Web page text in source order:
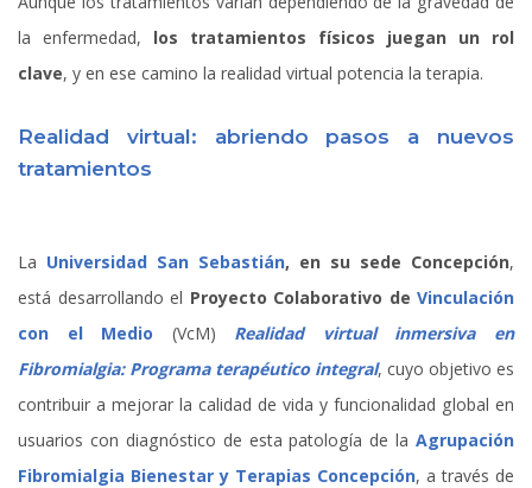
la enfermedad, los tratamientos físicos juegan un rol
clave, y en ese camino la realidad virtual potencia la terapia.
Realidad virtual: abriendo pasos a nuevos
tratamientos
La Universidad San Sebastián, en su sede Concepción,
está desarrollando el Proyecto Colaborativo de Vinculación
con el Medio (VcM) Realidad virtual inmersiva en
Fibromialgia: Programa terapéutico integral, cuyo objetivo es
contribuir a mejorar la calidad de vida y funcionalidad global en
usuarios con diagnóstico de esta patología de la Agrupación
Fibromialgia Bienestar y Terapias Concepción, a través de